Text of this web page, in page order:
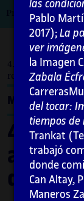
Primera edición:
4. Contextos
retorno del cubo
Menú
4.
del
las
Pablo
2017); La
ver
la Imagen
Zabala
del tocar:
tiempos
Trankat
trabajó
donde
Can Altay,
Maneros